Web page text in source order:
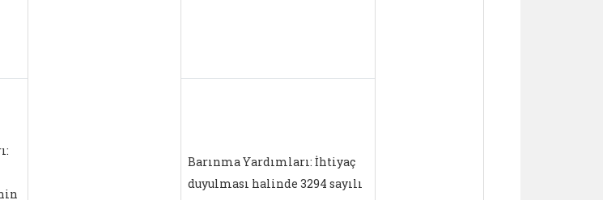
Barınma Yardımları: İhtiyaç
duyulması halinde 3294 sayılı